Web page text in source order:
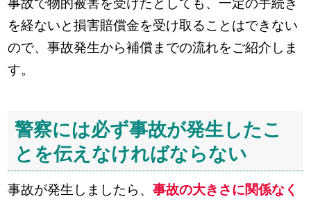
事故で物的被害を受けたとしても、一定の手続き
を経ないと損害賠償金を受け取ることはできない
ので、事故発生から補償までの流れをご紹介しま
す。
警察には必ず事故が発生したこ
とを伝えなければならない
事故が発生しましたら、事故の大きさに関係なく